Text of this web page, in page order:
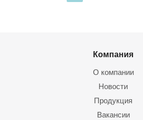
Компания
О компании
Новости
Продукция
Вакансии